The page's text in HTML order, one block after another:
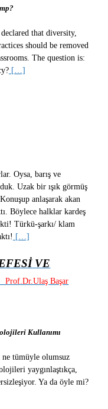
that diversity,
should be removed
The question is:
[…]
Oysa, barış ve
Uzak bir ışık görmüş
anlaşarak akan
Böylece halklar kardeş
Türkü-şarkı/ klam
[…]
VE
Başar
Kullanımı
tümüyle olumsuz
yaygınlaştıkça,
Ya da öyle mi?